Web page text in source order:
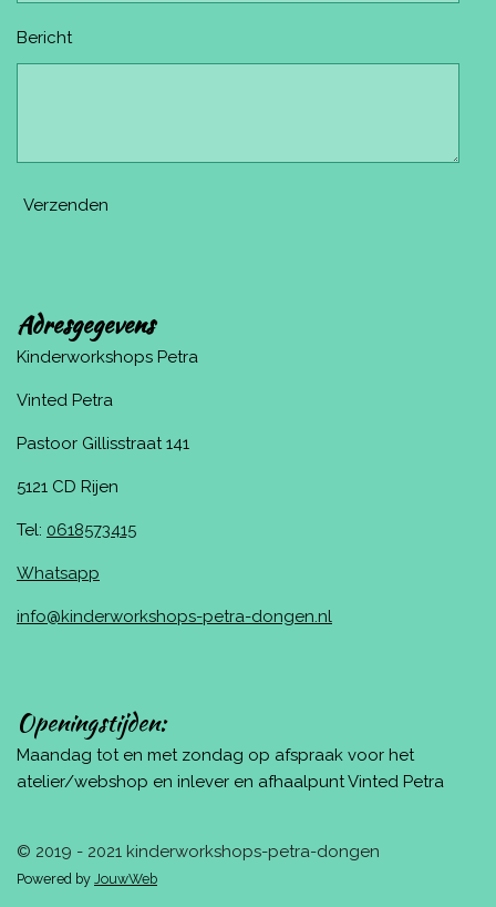
Bericht
Verzenden
Adresgegevens
Kinderworkshops Petra
Vinted Petra
Pastoor Gillisstraat 141
5121 CD Rijen
Tel: 0618573415
Whatsapp
info@kinderworkshops-petra-dongen.nl
Openingstijden:
Maandag tot en met zondag op afspraak voor het
atelier/webshop en inlever en afhaalpunt Vinted Petra
© 2019 - 2021 kinderworkshops-petra-dongen
Powered by JouwWeb